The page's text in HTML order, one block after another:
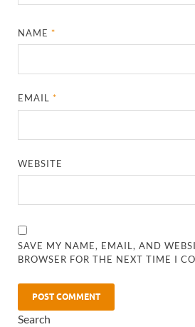
NAME*
EMAIL*
WEBSITE
SAVE MY NAME, EMAIL, AND
BROWSER FOR THE NEXT TIME I
Search